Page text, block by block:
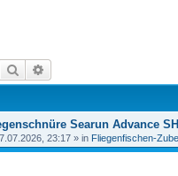
Suche
Searun Advance
23:17 » in Fliegenfischen-